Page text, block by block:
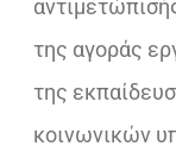
της αγοράς
της
κοινωνικών